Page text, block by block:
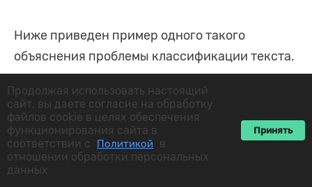
Ниже приведен пример одного такого
объяснения проблемы классификации текста.
Вывод LIME представляет собой список
объяснений, отражающих вклад каждой
функции в прогноз выборки данных. Это
обеспечивает локальную
Продолжая использовать настоящий
сайт, вы даете согласие на обработку
файлов cookie в целях обеспечения
функционирования сайта в
соответствии с
Политикой
в
отношении обработки персональных
данных
Принять